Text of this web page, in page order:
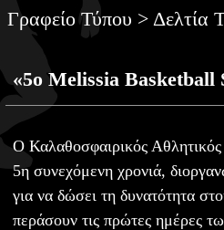
Γραφείο Τύπου > Δελτία
«5ο Melissia Basketball
Ο Καλαθοσφαιρικός
5η συνεχόμενη χρονιά,
για να δώσει τη δυνατότητα
περάσουν τις πρώτες ημέρες